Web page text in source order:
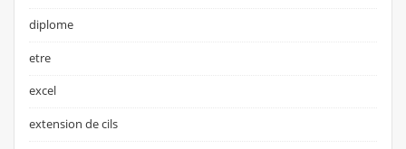
diplome
etre
excel
extension de cils